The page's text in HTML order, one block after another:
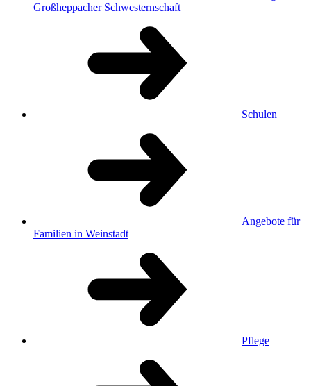
Großheppacher Schwesternschaft
Schulen
Angebote für
Familien in Weinstadt
Pflege